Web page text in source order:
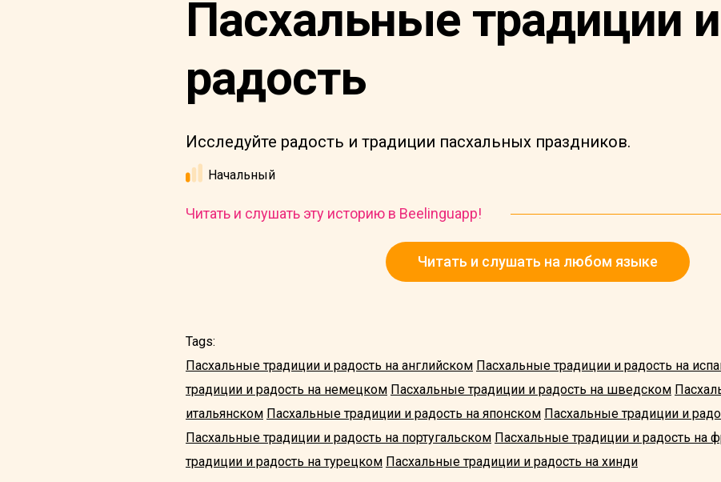
Пасхальные традиции и
радость
Исследуйте радость и традиции пасхальных праздников.
Начальный
Читать и слушать эту историю в Beelinguapp!
Читать и слушать на любом языке
Tags:
Пасхальные традиции и радость на английском Пасхальные традиции и радость на
традиции и радость на немецком Пасхальные традиции и радость на шведском
итальянском Пасхальные традиции и радость на японском Пасхальные традиции и
Пасхальные традиции и радость на португальском Пасхальные традиции и радость на
традиции и радость на турецком Пасхальные традиции и радость на хинди